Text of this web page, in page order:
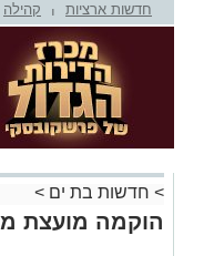
חדשות ארציות קהילה
> חדשות בת ים >
הוקמה מועצת